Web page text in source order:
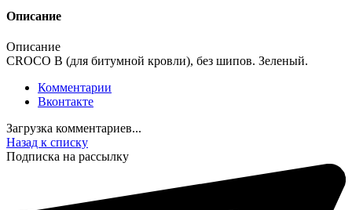
Описание
Описание
CROCO B (для битумной кровли), без шипов. Зеленый.
Комментарии
Вконтакте
Загрузка комментариев...
Назад к списку
Подписка на рассылку